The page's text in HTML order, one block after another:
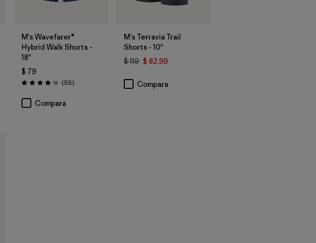
M's Wavefarer®
Hybrid Walk Shorts -
18"
$ 79
Valoración: 4.1 / 5
(55Comentarios
)
Compara
M's Terravia Trail
Shorts - 10"
$ 119 $ 82,99
Compara